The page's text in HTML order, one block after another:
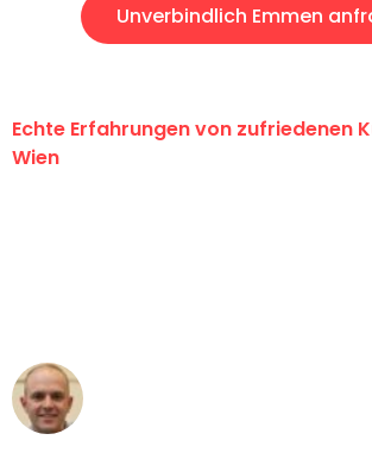
Unverbindlich Emmen
Echte Erfahrungen von zufriedenen
Wien